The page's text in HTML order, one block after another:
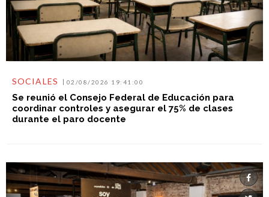
SOCIALES 02/08/2026 19:41:00
Se reunió el Consejo Federal de Educación para
coordinar controles y asegurar el 75% de clases
durante el paro docente